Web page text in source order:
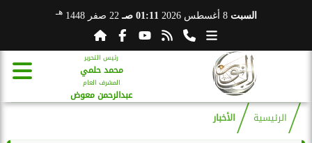
السبت 8 أغسطس 2026 01:11 صـ 22 صفر 1448 هـ
رئيس التحرير
محمد حلمي
المشرف العام
عبدالرحمن معوض
الرئيسية الأخبار